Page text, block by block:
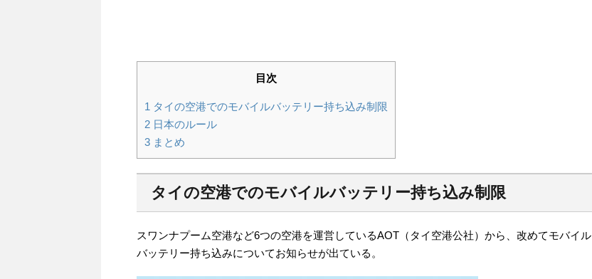
目次
1 タイの空港でのモバイルバッテリー持ち込み制限
2 日本のルール
3 まとめ
タイの空港でのモバイルバッテリー持ち込み制限
スワンナプーム空港など6つの空港を運営しているAOT（タイ空港公社）から、改めてモバイル
バッテリー持ち込みについてお知らせが出ている。